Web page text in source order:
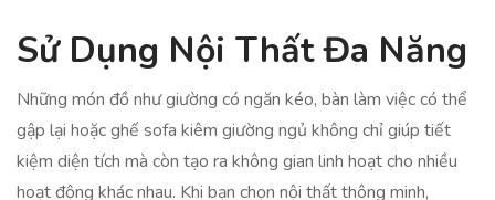
Sử Dụng Nội Thất Đa Năng
Những món đồ như giường có ngăn kéo, bàn làm việc có thể
gập lại hoặc ghế sofa kiêm giường ngủ không chỉ giúp tiết
kiệm diện tích mà còn tạo ra không gian linh hoạt cho nhiều
hoạt động khác nhau. Khi bạn chọn nội thất thông minh,